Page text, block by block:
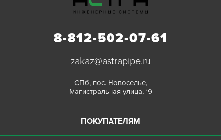
8-812-502-07-61
zakaz@astrapipe.ru
СПб, пос. Новоселье,
Магистральная улица, 19
ПОКУПАТЕЛЯМ